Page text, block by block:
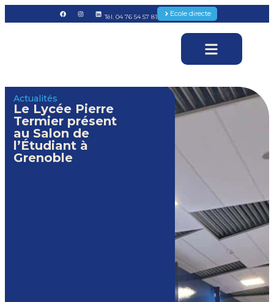
Tél. 04 76 54 57 81 Ecole directe
Actualités
Le Lycée Pierre
Termier présent
au Salon de
l’Étudiant à
Grenoble